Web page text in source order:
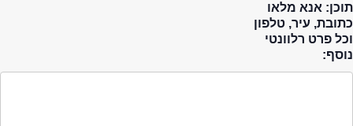
תוכן: אנא מלאו
כתובת, עיר, טלפון
וכל פרט רלוונטי
נוסף: